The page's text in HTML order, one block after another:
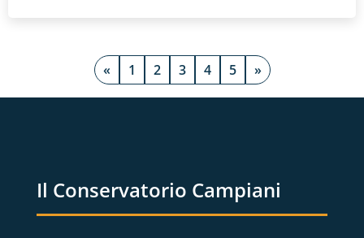
« 1 2 3 4 5 »
Il Conservatorio Campiani